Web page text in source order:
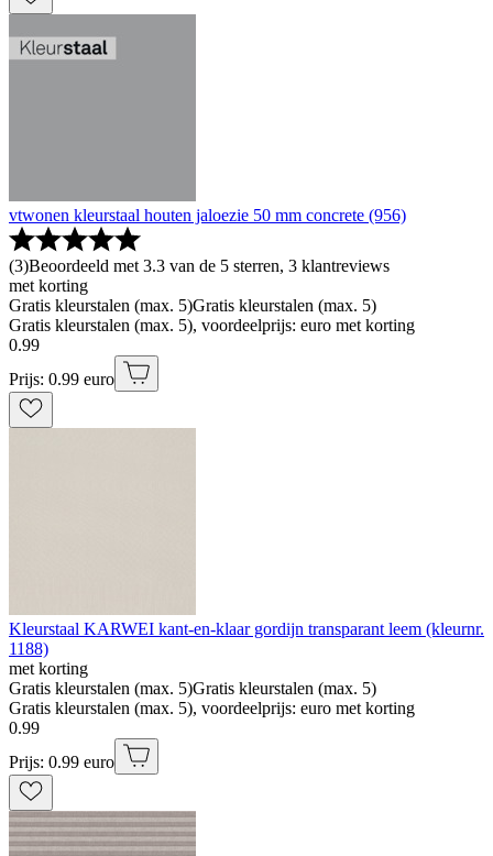
vtwonen kleurstaal houten jaloezie 50 mm concrete (956)
(3)Beoordeeld met 3.3 van de 5 sterren, 3 klantreviews
met korting
Gratis kleurstalen (max. 5)Gratis kleurstalen (max. 5)
Gratis kleurstalen (max. 5), voordeelprijs: euro met korting
0.99
Prijs: 0.99 euro
Kleurstaal KARWEI kant-en-klaar gordijn transparant leem (kleurnr.
1188)
met korting
Gratis kleurstalen (max. 5)Gratis kleurstalen (max. 5)
Gratis kleurstalen (max. 5), voordeelprijs: euro met korting
0.99
Prijs: 0.99 euro